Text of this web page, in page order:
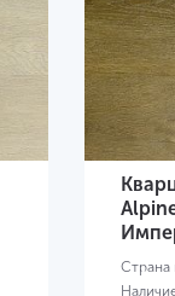
Страна